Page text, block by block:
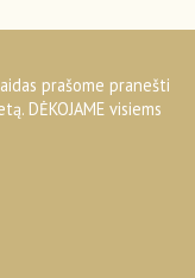
prašome pranešti
DĖKOJAME visiems